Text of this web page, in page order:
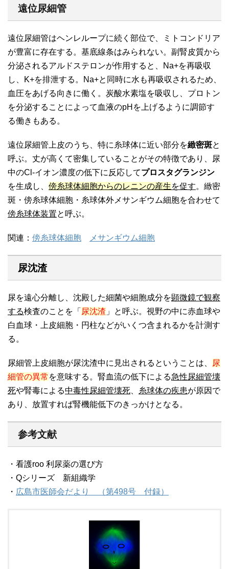
遠位尿細管
遠位尿細管はヘンレループに続く部位で、ミトコンドリア
が豊富に存在する。基底線条はみられない。副腎皮質から
分泌されるアルドステロンが作用すると、Na+を再吸収
し、K+を排泄する。Na+と同時に水も再吸収されるため、
血圧をあげる向きに働く。炭酸水素塩を吸収し、プロトン
を分泌することによって血液のpHを上げるように調節す
る働きもある。
遠位尿細管上皮のうち、特に糸球体に近い部分を緻密斑と
呼ぶ。丈が高くて密集していることがその特徴であり、
尿
中のCl-イオン濃度の低下に反応してプロスタグランジン
を生成し、 傍糸球体細胞からのレニンの産生を促す。緻密
斑・傍糸球体細胞・糸球体外メサンギウム細胞を合わせて
傍糸球体装置と呼ぶ。
関連： 傍糸球体細胞 メサンギウム細胞
尿沈渣
尿を遠心分離し、沈殿した細菌や細胞成分を顕微鏡で観察
する検査のことを「 尿沈渣 」と呼ぶ。視野の中に赤血球や
白血球・上皮細胞・円柱などがいくつ含まれるかを計測す
る。
尿細管上皮細胞が尿沈渣中に見出されるということは、
尿
細管の異常 を意味する。腎血流の低下による急性尿細管壊
死や腎毒による中毒性尿細管壊死 糸球体の疾患が原因で
あり、放置すれば腎機能低下のきっかけとなる。
参考文献
・看護roo 利尿薬の選び方
・Qシリーズ 新組織学
・ 広島市医師会だより （第498号 付録）